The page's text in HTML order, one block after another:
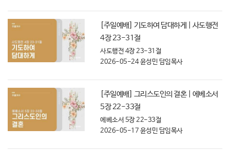
[주일예배] 기도하여 담대하게 | 사도행전
4장 23-31절
사도행전 4장 23-31절
2026-05-24 윤성민 담임목사
[주일예배] 그리스도인의 결혼 | 에베소서
5장 22-33절
에베소서 5장 22-33절
2026-05-17 윤성민 담임목사